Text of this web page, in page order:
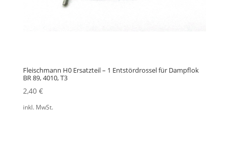
Fleischmann H0 Ersatzteil – 1 Entstördrossel für Dampflok
BR 89, 4010, T3
2,40 €
inkl. MwSt.